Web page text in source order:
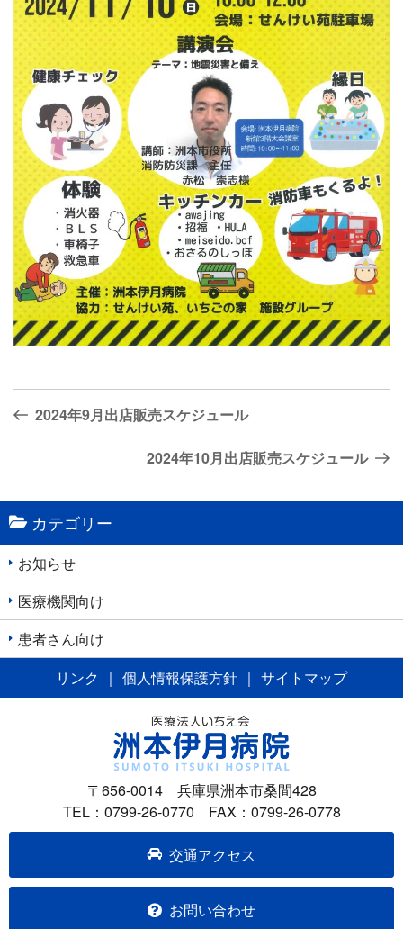
投
稿
ゲ
ー
シ
ョ
ン
前 2024年9月出店販売スケジュール
次
投
2024年10月出店販売スケジュール
カテゴリー
お知らせ
医療機関向け
患者さん向け
リンク
｜ 個人情報保護方針 ｜ サイトマップ
〒656-0014 兵庫県洲本市桑間428
TEL：0799-26-0770 FAX：0799-26-0778
交通アクセス
お問い合わせ